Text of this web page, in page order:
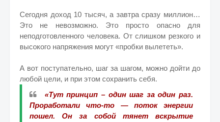
Сегодня доход 10 тысяч, а завтра сразу миллион…
Это не невозможно. Это просто опасно для
неподготовленного человека. От слишком резкого и
высокого напряжения могут «пробки вылететь».
А вот поступательно, шаг за шагом, можно дойти до
любой цели, и при этом сохранить себя.
«Тут принцип – один шаг за один раз.
Проработали что-то — поток энергии
пошел. Он за собой тянет вскрытие